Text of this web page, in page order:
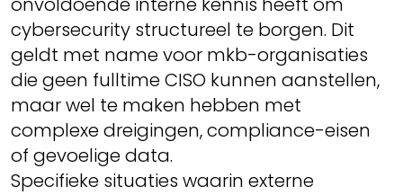
cybersecurity structureel te borgen. Dit
geldt met name voor mkb-organisaties
die geen fulltime CISO kunnen aanstellen,
maar wel te maken hebben met
complexe dreigingen, compliance-eisen
of gevoelige data.
Specifieke situaties waarin externe